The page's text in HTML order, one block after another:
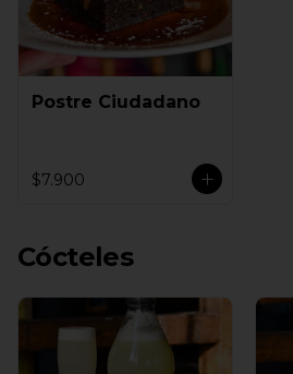
Postre Ciudadano
$7.900
Cócteles